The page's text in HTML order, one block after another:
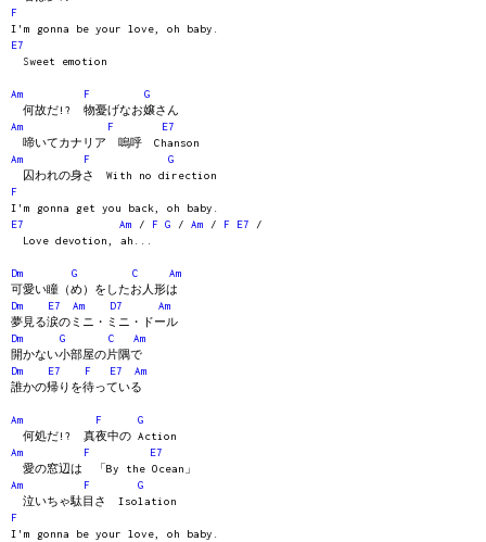
F
I'm gonna be your love, oh baby.
E7
Sweet emotion
Am F
G
何故だ!? 物憂げなお嬢さん
Am
F
E7
啼いてカナリア 嗚呼 Chanson
Am
F
G
囚われの身さ With no direction
F
I'm gonna get you back, oh baby.
E7
Am / F G / Am / F E7 /
Love devotion, ah...
Dm G C
Am
可愛い瞳（め）をしたお人形は
Dm
E7 Am D7
Am
夢見る涙のミニ・ミニ・ドール
Dm
G C
Am
開かない小部屋の片隅で
Dm
E7 F E7
Am
誰かの帰りを待っている
Am F
G
何処だ!? 真夜中の Action
Am
F
E7
愛の窓辺は 「By the Ocean」
Am
F
G
泣いちゃ駄目さ Isolation
F
I'm gonna be your love, oh baby.